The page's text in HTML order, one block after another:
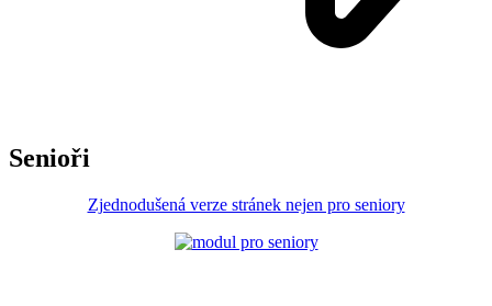
Senioři
Zjednodušená verze stránek nejen pro seniory